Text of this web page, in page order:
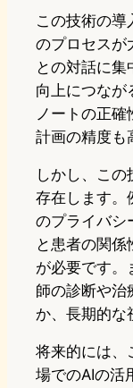
この技術の導
のプロセスが
との対話に
向上につなが
ノートの正
計画の精度も
しかし、こ
存在します。
のプライバシ
と患者の関
が必要です。
師の診断や治
か、長期的な
将来的には、
場でのAIの活